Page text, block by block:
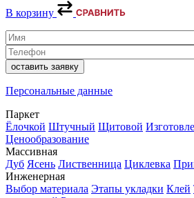
В корзину
Персональные данные
Паркет
Ёлочкой Штучный Щитовой
Ценообразование
Массивная
Дуб Ясень Лиственница Циклевка
Инженерная
Выбор материала Этапы укладки Клей